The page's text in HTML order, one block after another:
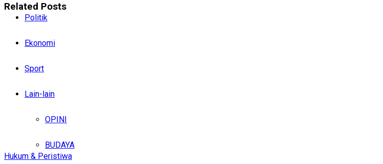
Politik
Ekonomi
Sport
Lain-lain
OPINI
BUDAYA
Related Posts
Hukum & Peristiwa